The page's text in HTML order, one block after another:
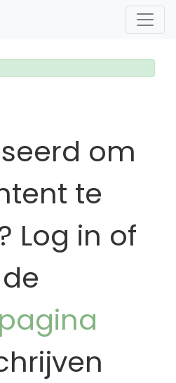
om
te
Log in of